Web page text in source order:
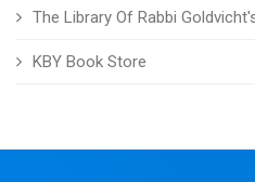
The Library Of Rabbi
KBY Book Store